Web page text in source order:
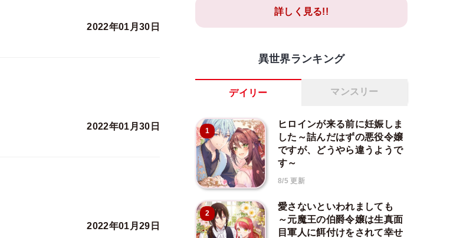
2022年01月30日
2022年01月30日
2022年01月29日
詳しく見る!!
異世界ランキング
デイリー マンスリー
1
ヒロインが来る前に妊娠しま
した～詰んだはずの悪役令嬢
ですが、どうやら違うようで
す～
8/5 更新
2
愛さないといわれましても
～元魔王の伯爵令嬢は生真面
目軍人に餌付けをされて幸せ